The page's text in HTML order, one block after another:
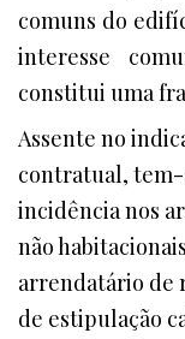
comuns do
interesse
constitui uma
Assente no
contratual,
incidência nos
não
arrendatário de
de estipulação